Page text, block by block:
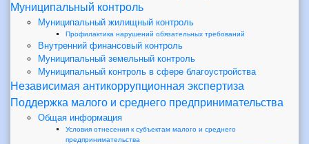
Муниципальный контроль
Муниципальный жилищный контроль
Профилактика нарушений обязательных требований
Внутренний финансовый контроль
Муниципальный земельный контроль
Муниципальный контроль в сфере благоустройства
Независимая антикоррупционная экспертиза
Поддержка малого и среднего предпринимательства
Общая информация
Условия отнесения к субъектам малого и среднего
предпринимательства